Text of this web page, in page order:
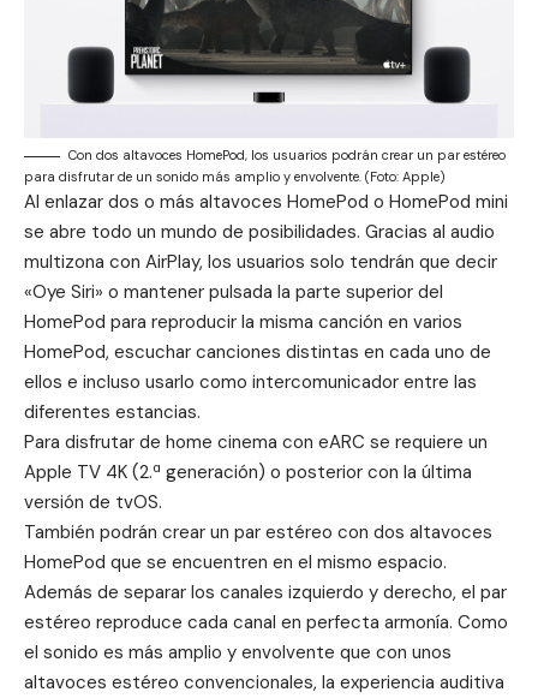
Con dos altavoces HomePod, los usuarios podrán crear un par estéreo
para disfrutar de un sonido más amplio y envolvente. (Foto: Apple)
Al enlazar dos o más altavoces HomePod o HomePod mini
se abre todo un mundo de posibilidades. Gracias al audio
multizona con AirPlay, los usuarios solo tendrán que decir
«Oye Siri» o mantener pulsada la parte superior del
HomePod para reproducir la misma canción en varios
HomePod, escuchar canciones distintas en cada uno de
ellos e incluso usarlo como intercomunicador entre las
diferentes estancias.
Para disfrutar de home cinema con eARC se requiere un
Apple TV 4K (2.ª generación) o posterior con la última
versión de tvOS.
También podrán crear un par estéreo con dos altavoces
HomePod que se encuentren en el mismo espacio.
Además de separar los canales izquierdo y derecho, el par
estéreo reproduce cada canal en perfecta armonía. Como
el sonido es más amplio y envolvente que con unos
altavoces estéreo convencionales, la experiencia auditiva